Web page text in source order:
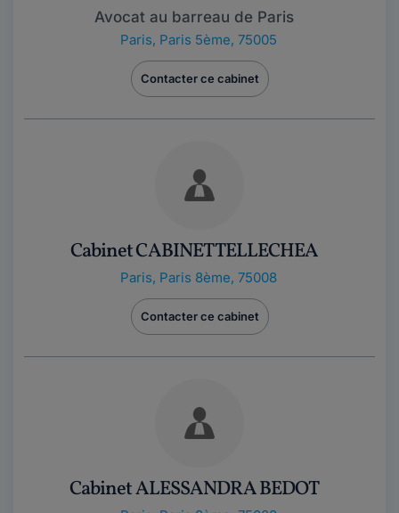
Avocat au barreau de Paris
Paris, Paris 5ème, 75005
Contacter ce cabinet
Cabinet CABINET TELLECHEA
Paris, Paris 8ème, 75008
Contacter ce cabinet
Cabinet ALESSANDRA BEDOT